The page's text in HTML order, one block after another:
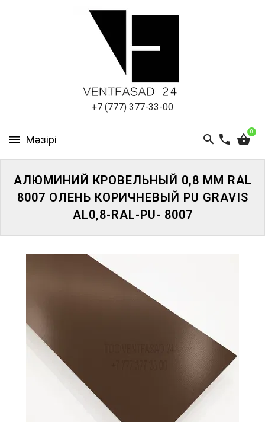
+7 (777) 377-33-00
0
ПАНЕЛИ
АЛЮМИНИЙ КРОВЕЛЬНЫЙ 0,8 ММ RAL
8007 ОЛЕНЬ КОРИЧНЕВЫЙ PU GRAVIS
AL0,8-RAL-PU- 8007